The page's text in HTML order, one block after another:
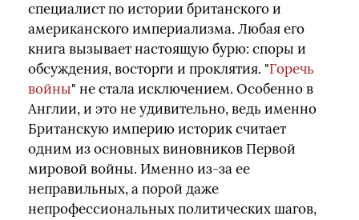
специалист по истории британского и
американского империализма. Любая его
книга вызывает настоящую бурю: споры и
обсуждения, восторги и проклятия. "Горечь
войны" не стала исключением. Особенно в
Англии, и это не удивительно, ведь именно
Британскую империю историк считает
одним из основных виновников Первой
мировой войны. Именно из-за ее
неправильных, а порой даже
непрофессиональных политических шагов,